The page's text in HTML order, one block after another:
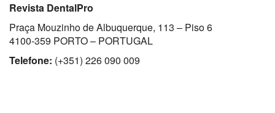
Revista DentalPro
Praça Mouzinho de Albuquerque, 113 – Piso 6
4100-359 PORTO – PORTUGAL
Telefone: (+351) 226 090 009